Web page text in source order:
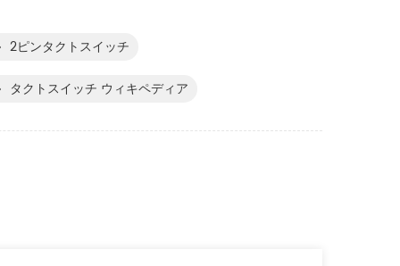
2ピンタクトスイッチ
タクトスイッチ ウィキペディア